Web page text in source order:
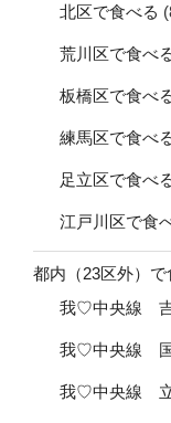
北区で食べる
荒川区で食べ
板橋区で食べ
練馬区で食べ
足立区で食べ
江戸川区で食
都内（23区外）で
我♡中央線 吉
我♡中央線 国
我♡中央線 立